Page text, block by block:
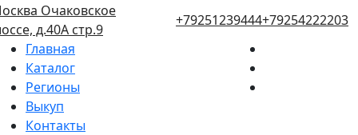
Очаковское
д.40А стр.9
+79251239444+79254222203
Главная
Каталог
Регионы
Выкуп
Контакты